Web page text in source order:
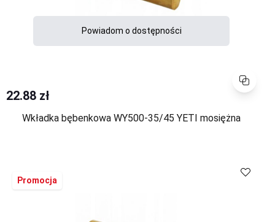
Porównaj
Powiadom o dostępności
22.88 zł
Wkładka bębenkowa WY500-35/45 YETI mosiężna
Promocja